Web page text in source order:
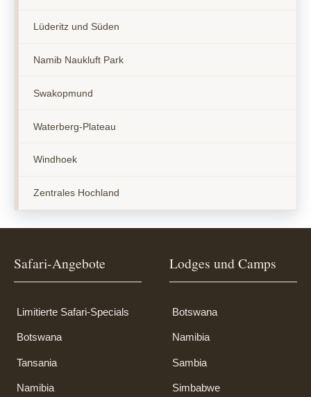
Lüderitz und Süden
Namib Naukluft Park
Swakopmund
Waterberg-Plateau
Windhoek
Zentrales Hochland
Safari-Angebote
Limitierte Safari-Specials
Botswana
Tansania
Namibia
Lodges und Camps
Botswana
Namibia
Sambia
Simbabwe